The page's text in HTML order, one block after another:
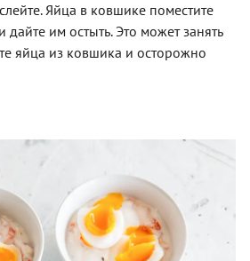
Яйца в ковшике поместите
им остыть. Это может занять
яйца из ковшика и осторожно